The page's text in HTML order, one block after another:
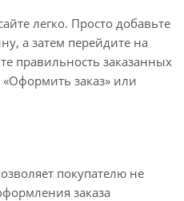
легко. Просто добавьте
а затем перейдите на
правильность заказанных
заказ» или
покупателю не
заказа